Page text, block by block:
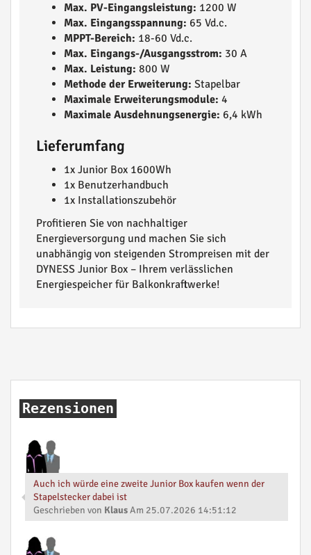
Max. PV-Eingangsleistung: 1200 W
Max. Eingangsspannung: 65 Vd.c.
MPPT-Bereich: 18-60 Vd.c.
Max. Eingangs-/Ausgangsstrom: 30 A
Max. Leistung: 800 W
Methode der Erweiterung: Stapelbar
Maximale Erweiterungsmodule: 4
Maximale Ausdehnungsenergie: 6,4 kWh
Lieferumfang
1x Junior Box 1600Wh
1x Benutzerhandbuch
1x Installationszubehör
Profitieren Sie von nachhaltiger
Energieversorgung und machen Sie sich
unabhängig von steigenden Strompreisen mit der
DYNESS Junior Box – Ihrem verlässlichen
Energiespeicher für Balkonkraftwerke!
Rezensionen
Auch ich würde eine zweite Junior Box kaufen wenn der
Stapelstecker dabei ist
Geschrieben von KlausAm 25.07.2026 14:51:12